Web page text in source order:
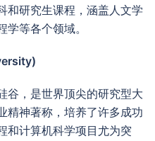
和研究生课程，涵盖人文学
等各个领域。
谷，是世界顶尖的研究型大
精神著称，培养了许多成功
和计算机科学项目尤为突